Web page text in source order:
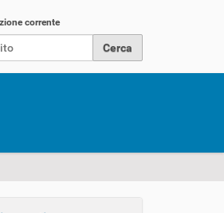
corrente